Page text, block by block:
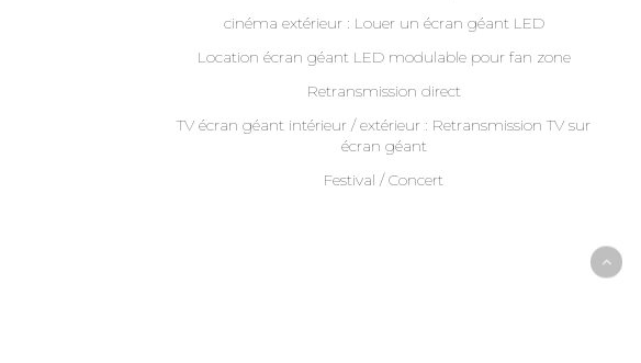
cinéma extérieur : Louer un écran géant LED
Location écran géant LED modulable pour fan zone
Retransmission direct
TV écran géant intérieur / extérieur : Retransmission TV sur
écran géant
Festival / Concert